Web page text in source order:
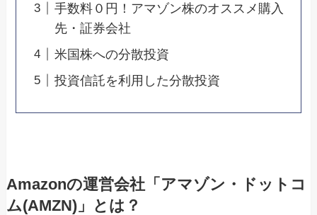
手数料０円！アマゾン株のオススメ購入
先・証券会社
米国株への分散投資
投資信託を利用した分散投資
Amazonの運営会社「アマゾン・ドットコ
ム(AMZN)」とは？